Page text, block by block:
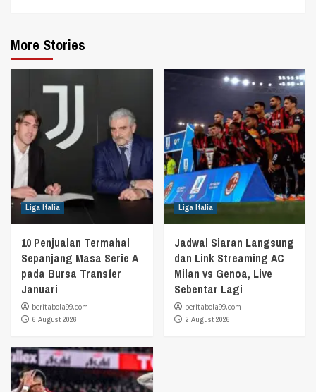
More Stories
Liga Italia
10 Penjualan Termahal
Sepanjang Masa Serie A
pada Bursa Transfer
Januari
beritabola99.com
6 August 2026
Liga Italia
Jadwal Siaran Langsung
dan Link Streaming AC
Milan vs Genoa, Live
Sebentar Lagi
beritabola99.com
2 August 2026